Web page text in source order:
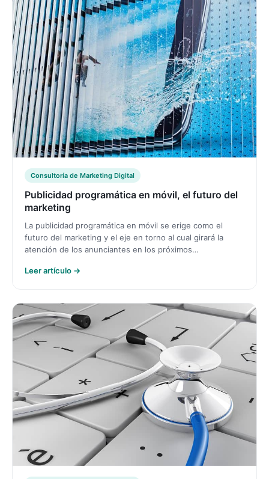
Consultoría de Marketing Digital
Publicidad programática en móvil, el futuro del
marketing
La publicidad programática en móvil se erige como el
futuro del marketing y el eje en torno al cual girará la
atención de los anunciantes en los próximos…
Leer artículo →